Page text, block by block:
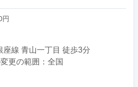
円
座線 青山一丁目 徒歩3分
更の範囲：全国